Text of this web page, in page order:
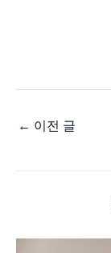
← 이전 글